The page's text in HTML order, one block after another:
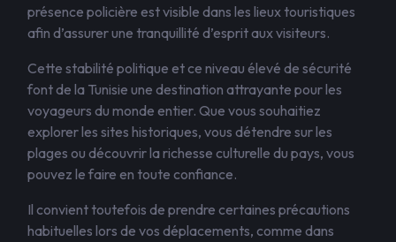
présence policière est visible dans les lieux touristiques
afin d’assurer une tranquillité d’esprit aux visiteurs.
Cette stabilité politique et ce niveau élevé de sécurité
font de la Tunisie une destination attrayante pour les
voyageurs du monde entier. Que vous souhaitiez
explorer les sites historiques, vous détendre sur les
plages ou découvrir la richesse culturelle du pays, vous
pouvez le faire en toute confiance.
Il convient toutefois de prendre certaines précautions
habituelles lors de vos déplacements, comme dans